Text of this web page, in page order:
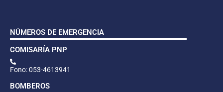
NÚMEROS DE EMERGENCIA
COMISARÍA PNP
Fono: 053-4613941
BOMBEROS